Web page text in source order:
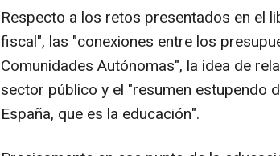
Respecto a los retos presentados en el
fiscal", las "conexiones entre los
Comunidades Autónomas", la idea de
sector público y el "resumen estupendo
España, que es la educación".